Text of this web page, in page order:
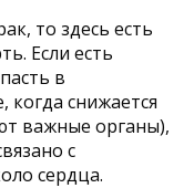
то здесь есть
Если есть
в
когда снижается
важные органы),
с
сердца.